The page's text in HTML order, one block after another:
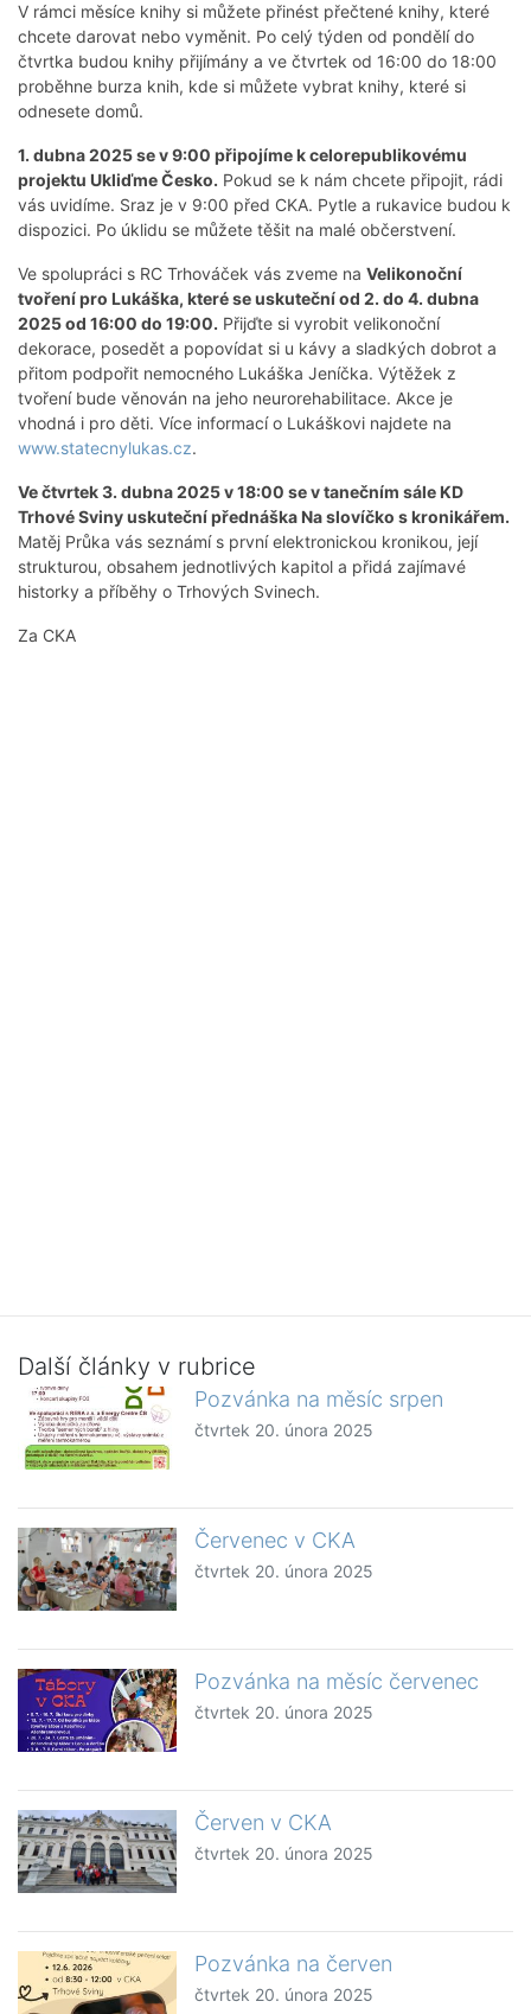
V rámci měsíce knihy si můžete přinést přečtené knihy, které
chcete darovat nebo vyměnit. Po celý týden od pondělí do
čtvrtka budou knihy přijímány a ve čtvrtek od 16:00 do 18:00
proběhne burza knih, kde si můžete vybrat knihy, které si
odnesete domů.
1. dubna 2025 se v 9:00 připojíme k celorepublikovému
projektu Ukliďme Česko. Pokud se k nám chcete připojit, rádi
vás uvidíme. Sraz je v 9:00 před CKA. Pytle a rukavice budou k
dispozici. Po úklidu se můžete těšit na malé občerstvení.
Ve spolupráci s RC Trhováček vás zveme na Velikonoční
tvoření pro Lukáška, které se uskuteční od 2. do 4. dubna
2025 od 16:00 do 19:00. Přijďte si vyrobit velikonoční
dekorace, posedět a popovídat si u kávy a sladkých dobrot a
přitom podpořit nemocného Lukáška Jeníčka. Výtěžek z
tvoření bude věnován na jeho neurorehabilitace. Akce je
vhodná i pro děti. Více informací o Lukáškovi najdete na
www.statecnylukas.cz.
Ve čtvrtek 3. dubna 2025 v 18:00 se v tanečním sále KD
Trhové Sviny uskuteční přednáška Na slovíčko s kronikářem.
Matěj Průka vás seznámí s první elektronickou kronikou, její
strukturou, obsahem jednotlivých kapitol a přidá zajímavé
historky a příběhy o Trhových Svinech.
Za CKA
Další články v rubrice
Pozvánka na měsíc srpen
čtvrtek 20. února 2025
Červenec v CKA
čtvrtek 20. února 2025
Pozvánka na měsíc červenec
čtvrtek 20. února 2025
Červen v CKA
čtvrtek 20. února 2025
Pozvánka na červen
čtvrtek 20. února 2025